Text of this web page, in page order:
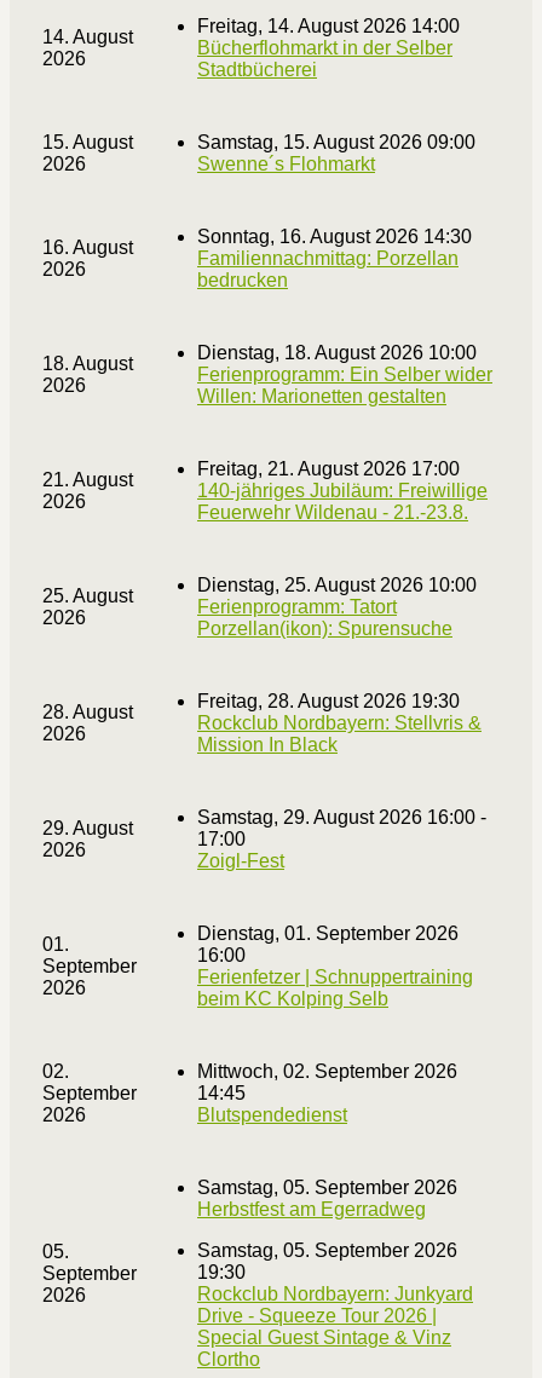
14. August
2026
Freitag, 14. August 2026 14:00
Bücherflohmarkt in der Selber
Stadtbücherei
15. August
2026
Samstag, 15. August 2026 09:00
Swenne´s Flohmarkt
16. August
2026
Sonntag, 16. August 2026 14:30
Familiennachmittag: Porzellan
bedrucken
18. August
2026
Dienstag, 18. August 2026 10:00
Ferienprogramm: Ein Selber wider
Willen: Marionetten gestalten
21. August
2026
Freitag, 21. August 2026 17:00
140-jähriges Jubiläum: Freiwillige
Feuerwehr Wildenau - 21.-23.8.
25. August
2026
Dienstag, 25. August 2026 10:00
Ferienprogramm: Tatort
Porzellan(ikon): Spurensuche
28. August
2026
Freitag, 28. August 2026 19:30
Rockclub Nordbayern: Stellvris &
Mission In Black
29. August
2026
Samstag, 29. August 2026 16:00 -
17:00
Zoigl-Fest
01.
September
2026
Dienstag, 01. September 2026
16:00
Ferienfetzer | Schnuppertraining
beim KC Kolping Selb
02.
September
2026
Mittwoch, 02. September 2026
14:45
Blutspendedienst
05.
September
2026
Samstag, 05. September 2026
Herbstfest am Egerradweg
Samstag, 05. September 2026
19:30
Rockclub Nordbayern: Junkyard
Drive - Squeeze Tour 2026 |
Special Guest Sintage & Vinz
Clortho